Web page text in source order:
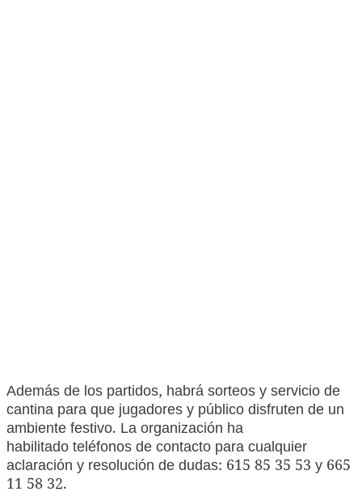
Además de los partidos, habrá sorteos y servicio de
cantina para que jugadores y público disfruten de un
ambiente festivo. La organización ha
habilitado teléfonos de contacto para cualquier
aclaración y resolución de dudas: 615 85 35 53 y 665
11 58 32.